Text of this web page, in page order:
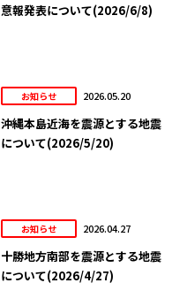
意報発表について(2026/6/8)
お知らせ 2026.05.20
沖縄本島近海を震源とする地震
について(2026/5/20)
お知らせ 2026.04.27
十勝地方南部を震源とする地震
について(2026/4/27)